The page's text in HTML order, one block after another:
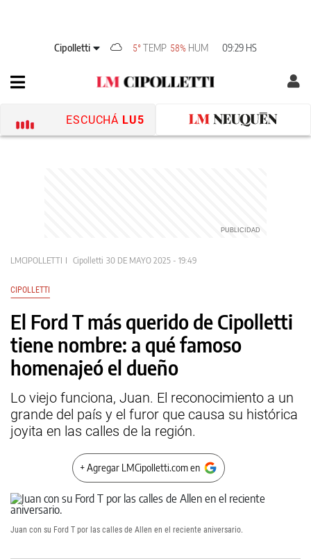
Cipolletti 5° TEMP 58% HUM 09:29 HS
ESCUCHÁ LU5
LMCIPOLLETTI Cipolletti 30 DE MAYO 2025 - 19:49
CIPOLLETTI
El Ford T más querido de Cipolletti
tiene nombre: a qué famoso
homenajeó el dueño
Lo viejo funciona, Juan. El reconocimiento a un
grande del país y el furor que causa su histórica
joyita en las calles de la región.
+ Agregar LMCipolletti.com en
Juan con su Ford T por las calles de Allen en el reciente aniversario.